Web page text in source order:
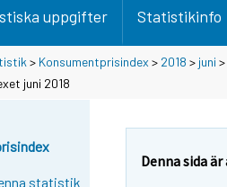
uppgifter Statistikinfo
> Konsumentprisindex > 2018 > juni
juni 2018
statistik
Denna sida